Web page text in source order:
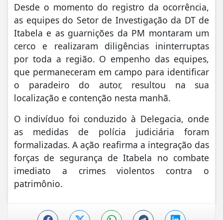
Desde o momento do registro da ocorrência,
as equipes do Setor de Investigação da DT de
Itabela e as guarnições da PM montaram um
cerco e realizaram diligências ininterruptas
por toda a região. O empenho das equipes,
que permaneceram em campo para identificar
o paradeiro do autor, resultou na sua
localização e contenção nesta manhã.
O indivíduo foi conduzido à Delegacia, onde
as medidas de polícia judiciária foram
formalizadas. A ação reafirma a integração das
forças de segurança de Itabela no combate
imediato a crimes violentos contra o
patrimônio.